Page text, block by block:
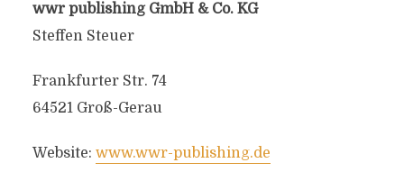
wwr publishing GmbH & Co. KG
Steffen Steuer
Frankfurter Str. 74
64521 Groß-Gerau
Website: www.wwr-publishing.de